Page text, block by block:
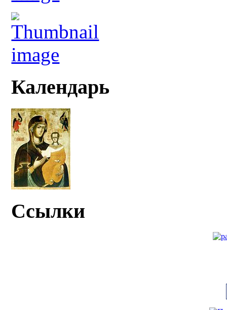
Календарь
Ссылки